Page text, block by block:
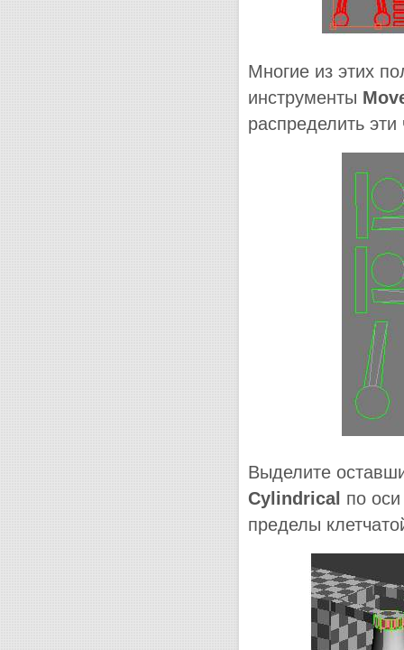
Многие из этих
инструменты
распределить эти
Выделите
Cylindrical по
пределы